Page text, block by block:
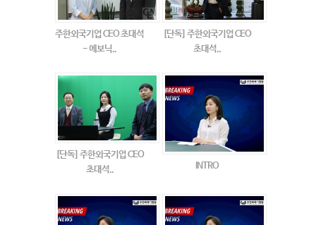
주한외국기업 CEO 초대석
- 에보닉..
[단독] 주한외국기업 CEO
초대석..
[단독] 주한외국기업 CEO
초대석..
INTRO